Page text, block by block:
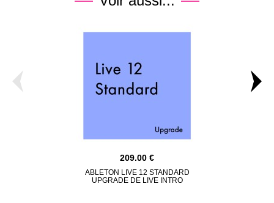
209.00
ABLETON LIVE 12 STANDARD
UPGRADE DE LIVE INTRO